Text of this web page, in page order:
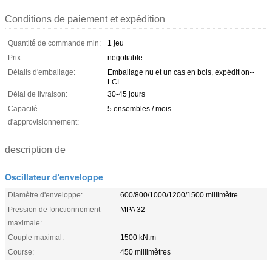
Conditions de paiement et expédition
Quantité de commande min:
1 jeu
Prix:
negotiable
Détails d'emballage:
Emballage nu et un cas en bois, expédition--
LCL
Délai de livraison:
30-45 jours
Capacité
d'approvisionnement:
5 ensembles / mois
description de
Oscillateur d'enveloppe
Diamètre d'enveloppe:
600/800/1000/1200/1500 millimètre
Pression de fonctionnement
maximale:
MPA 32
Couple maximal:
1500 kN.m
Course:
450 millimètres